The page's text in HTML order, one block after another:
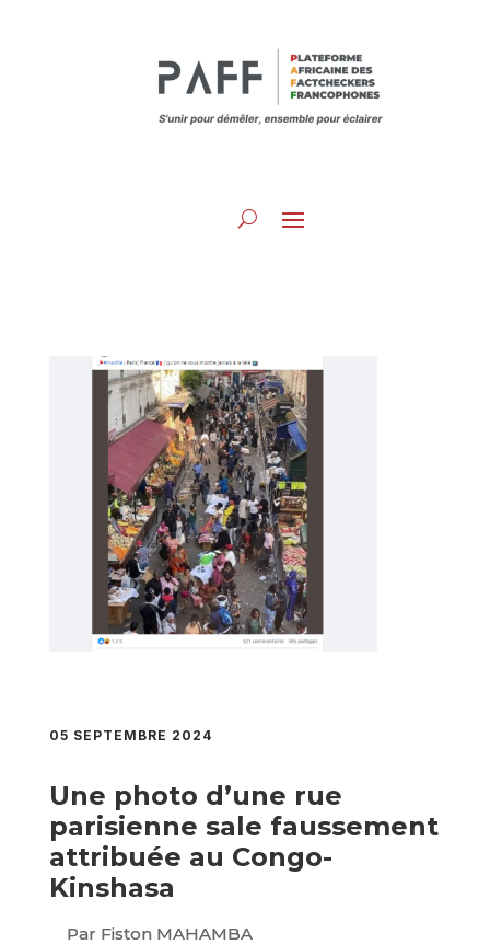
05 SEPTEMBRE 2024
Une photo d’une rue
parisienne sale faussement
attribuée au Congo-
Kinshasa
Par Fiston MAHAMBA